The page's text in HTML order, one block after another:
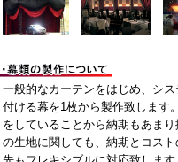
一般的なカーテンをはじめ、シ
付ける幕を1枚から製作致します
をしていることから納期もあま
の生地に関しても、納期とコス